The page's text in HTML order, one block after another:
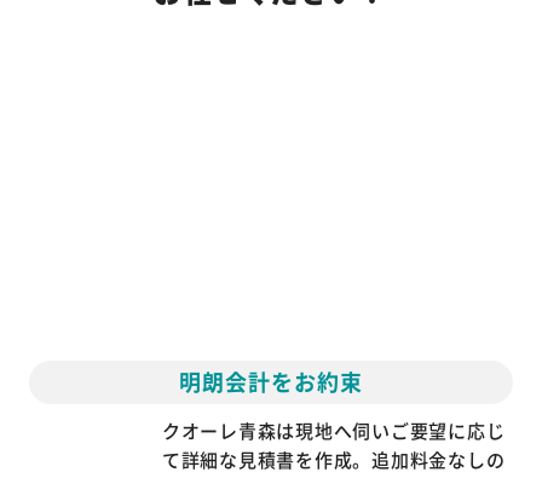
明朗会計をお約束
クオーレ青森は現地へ伺いご要望に応じ
て詳細な見積書を作成。追加料金なしの